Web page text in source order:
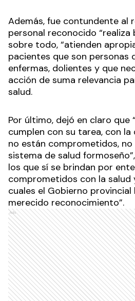
Además, fue contundente al
personal reconocido “realiza
sobre todo, “atienden
pacientes que son personas
enfermas, dolientes y que
acción de suma relevancia
salud.
Por último, dejó en claro que
cumplen con su tarea, con
no están comprometidos, no
sistema de salud
los que sí se brindan por
comprometidos con la salud
cuales el Gobierno provincial
merecido reconocimiento”.
Ads